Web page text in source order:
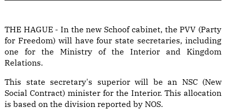
THE HAGUE - In the new Schoof cabinet, the PVV (Party
for Freedom) will have four state secretaries, including
one for the Ministry of the Interior and Kingdom
Relations.
This state secretary's superior will be an NSC (New
Social Contract) minister for the Interior. This allocation
is based on the division reported by NOS.